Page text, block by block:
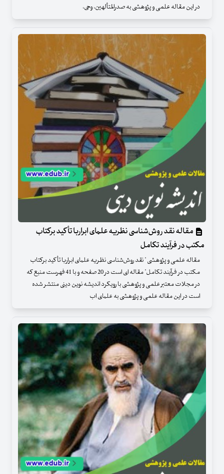
در این مقاله علمی و پژوهشی به صدرالمتألهین، وحی،
مقاله نقد روش‌شناسی نظریه علمای ابراربا تأکید برکتاب
مکتب در فرآیند تکامل
مقاله علمی و پژوهشی " نقد روش‌شناسی نظریه علمای ابراربا تأکید برکتاب
مکتب در فرآیند تکامل" مقاله ای است در 20 صفحه و با 41 فهرست منبع که
در مجلات معتبر علمی و پژوهشی با رویکرد اندیشه نوین دینی منتشر شده
است در این مقاله علمی و پژوهشی به علمای اب